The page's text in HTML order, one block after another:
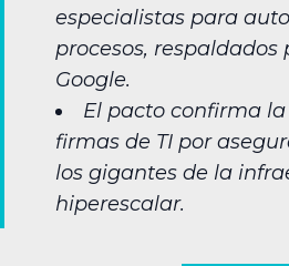
especialistas para
procesos, respaldados
Google.
El pacto confirma
firmas de TI por
los gigantes de la
hiperescalar.